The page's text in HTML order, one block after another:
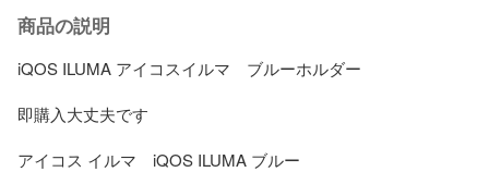
商品の説明
iQOS ILUMA アイコスイルマ　ブルーホルダー
即購入大丈夫です
アイコス イルマ　iQOS ILUMA ブルー